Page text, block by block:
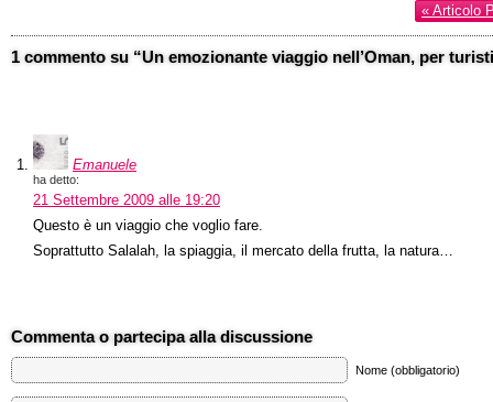
« Articolo
1 commento su “Un emozionante viaggio nell’Oman, per
Emanuele
ha detto:
21 Settembre 2009 alle 19:20
Questo è un viaggio che voglio fare.
Soprattutto Salalah, la spiaggia, il mercato della frutta, la natura…
Commenta o partecipa alla discussione
Nome (obbligatorio)